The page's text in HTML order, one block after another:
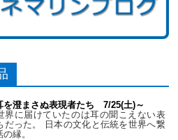
を澄まさぬ表現者たち 7/25(土)～
界に届けていたのは耳の聞こえない表
だった。 日本の文化と伝統を世界へ繋
縁。